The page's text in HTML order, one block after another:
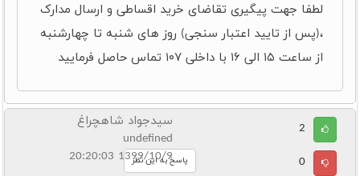
لطفا جهت پیگیری تقاضای خرید اقساطی و ارسال مدارک
،(پس از تایید اعتبار سنجی) روز های شنبه تا چهارشنبه
از ساعت ۱۵ الی ۱۶ با داخلی ۱۰۷ تماس حاصل فرمایید
2
0
پاسخ به این نظر
سيدجواد شاهچراغ
undefined
1399/10/9 20:20:03